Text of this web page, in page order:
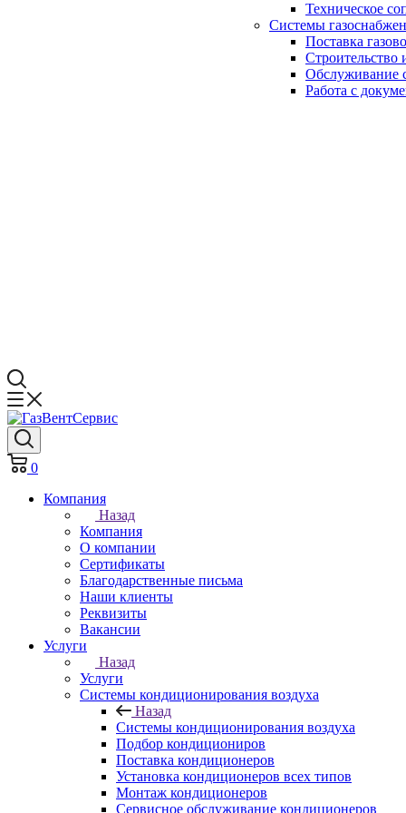
Техническое
Системы
Поставка
Строительство
Обслуживание
Работа с
0
Компания
Назад
Компания
О компании
Сертификаты
Благодарственные письма
Наши клиенты
Реквизиты
Вакансии
Услуги
Назад
Услуги
Системы кондиционирования воздуха
Назад
Системы кондиционирования воздуха
Подбор кондициониров
Поставка кондиционеров
Установка кондиционеров всех типов
Монтаж кондиционеров
Сервисное обслуживание кондиционеров